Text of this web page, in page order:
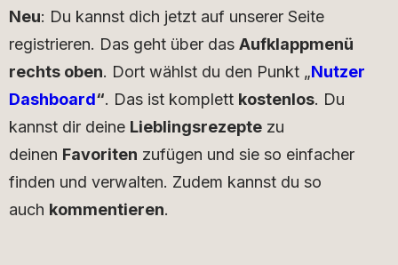
Neu: Du kannst dich jetzt auf unserer Seite
registrieren. Das geht über das Aufklappmenü
rechts oben. Dort wählst du den Punkt „Nutzer
Dashboard“. Das ist komplett kostenlos. Du
kannst dir deine Lieblingsrezepte zu
deinen Favoriten zufügen und sie so einfacher
finden und verwalten. Zudem kannst du so
auch kommentieren.